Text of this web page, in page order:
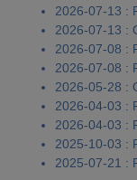
2026-07-13 :
2026-07-13 :
2026-07-08 :
2026-07-08 :
2026-05-28 :
2026-04-03 :
2026-04-03 :
2025-10-03 :
2025-07-21 :